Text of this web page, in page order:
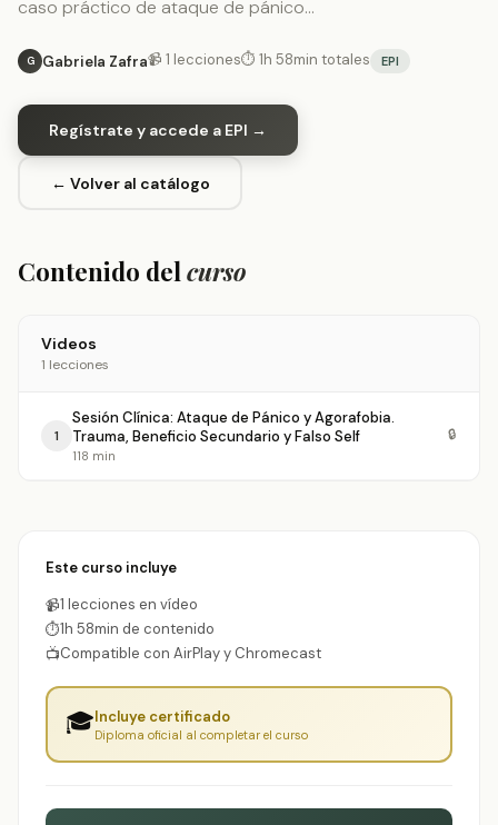
caso práctico de ataque de pánico…
G Gabriela Zafra📹 1 lecciones⏱ 1h 58min totales EPI
Regístrate y accede a EPI →
← Volver al catálogo
Contenido delcurso
Videos
1 lecciones
1
Sesión Clínica: Ataque de Pánico y Agorafobia.
Trauma, Beneficio Secundario y Falso Self
118 min
🔒
Este curso incluye
📹1 lecciones en vídeo
⏱1h 58min de contenido
📺Compatible con AirPlay y Chromecast
🎓Incluye certificado
Diploma oficial al completar el curso